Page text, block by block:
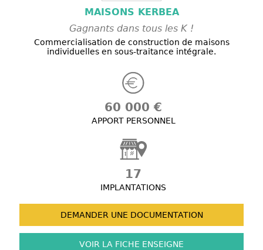
MAISONS KERBEA
Gagnants dans tous les K !
Commercialisation de construction de maisons
individuelles en sous-traitance intégrale.
60 000 €
APPORT PERSONNEL
17
IMPLANTATIONS
DEMANDER UNE DOCUMENTATION
VOIR LA FICHE ENSEIGNE